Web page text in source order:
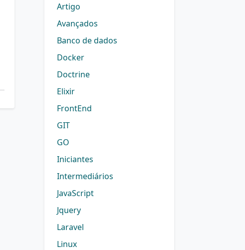
Artigo
Avançados
Banco de dados
Docker
Doctrine
Elixir
FrontEnd
GIT
GO
Iniciantes
Intermediários
JavaScript
Jquery
Laravel
Linux